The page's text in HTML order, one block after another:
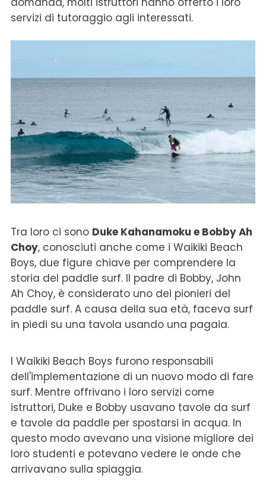
servizi di tutoraggio agli interessati.
Tra loro ci sono Duke Kahanamoku e Bobby Ah
Choy, conosciuti anche come i Waikiki Beach
Boys, due figure chiave per comprendere la
storia del paddle surf. Il padre di Bobby, John
Ah Choy, è considerato uno dei pionieri del
paddle surf. A causa della sua età, faceva surf
in piedi su una tavola usando una pagaia.
I Waikiki Beach Boys furono responsabili
dell'implementazione di un nuovo modo di fare
surf. Mentre offrivano i loro servizi come
istruttori, Duke e Bobby usavano tavole da surf
e tavole da paddle per spostarsi in acqua. In
questo modo avevano una visione migliore dei
loro studenti e potevano vedere le onde che
arrivavano sulla spiaggia.